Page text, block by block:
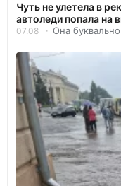
Чуть не улетела в
автоледи попала на
07.08 Она